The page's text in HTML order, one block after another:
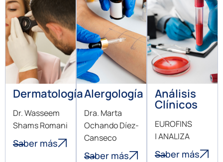
Dermatología
Dr. Wasseem
Shams Romani
Saber más
Alergología
Dra. Marta
Ochando Díez-
Canseco
Saber más
Análisis
Clínicos
EUROFINS
| ANALIZA
Saber más